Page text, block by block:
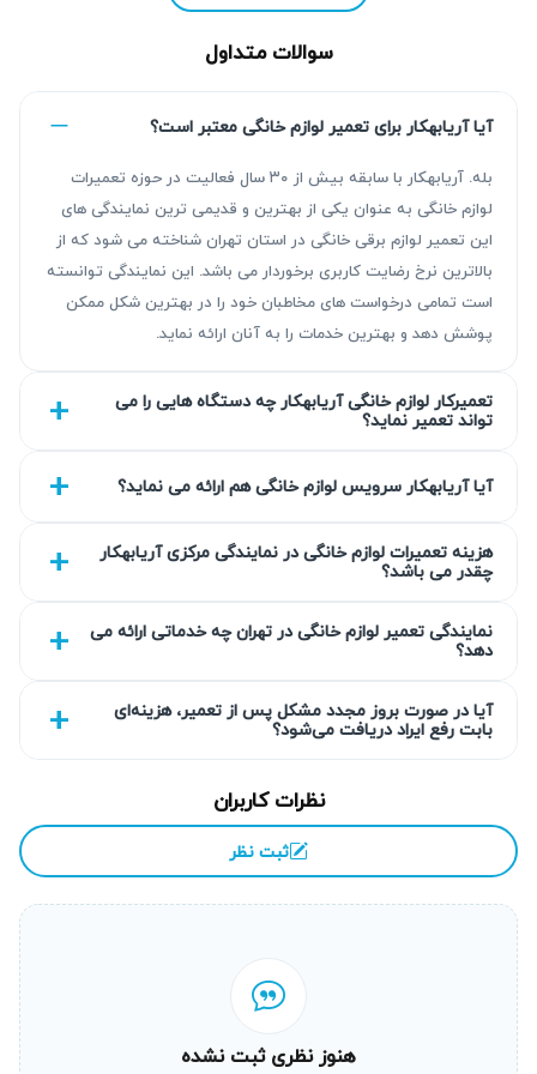
مزیت‌ آریابهکار برای تعمیر پکیج در وزرا
آریابهکار با بیش از ۳۰ سال تجربه در زمینه تعمیر پکیج، خدماتی
قابل اعتماد و با کیفیت ارائه می‌دهد. عیب‌یابی دقیق پیش از تعمیر
۴۵۰ روزه، اطمینان خاطر شما را فراهم می‌آورد. تیم کارشناسان
مطمئن و پایدار حاصل گردد.
گارانتی کتبی خدمات
۴۵۰ روز ارائه می‌شوند تا از کیفیت و دوام کار اطمینان حاصل
شود. این تضمین شامل تعمیرات و تعویض قطعات می‌باشد که به
شما آرامش ذهنی می‌بخشد و خیال شما را از بابت مشکلات
احتمالی آینده راحت می‌کند.
انتخاب سطح کیفی قطعه به انتخاب شما
شما می‌توانید با توجه به بودجه و نیازتان، سطح کیفی قطعات
مورد استفاده در تعمیر پکیج خود را انتخاب کنید. تیم آریابهکار
گزینه‌هایی از قطعات اورجینال تا با کیفیت متوسط را معرفی
می‌کند و در این زمینه راهنمایی لازم را ارائه می‌دهد تا تعمیر شما
اقتصادی و بهینه باشد.
عیب‌یابی دقیق قبل از تعویض قطعه
سوالات متداول
آیا آریابهکار برای تعمیر لوازم خانگی معتبر است؟
بله. آریابهکار با سابقه بیش از ۳۰ سال فعالیت در حوزه تعمیرات
لوازم خانگی به عنوان یکی از بهترین و قدیمی ترین نمایندگی های
این تعمیر لوازم برقی خانگی در استان تهران شناخته می شود که از
بالاترین نرخ رضایت کاربری برخوردار می باشد. این نمایندگی توانسته
است تمامی درخواست های مخاطبان خود را در بهترین شکل ممکن
پوشش دهد و بهترین خدمات را به آنان ارائه نماید.
تعمیرکار لوازم خانگی آریابهکار چه دستگاه هایی را می
تواند تعمیر نماید؟
آیا آریابهکار سرویس لوازم خانگی هم ارائه می نماید؟
هزینه تعمیرات لوازم خانگی در نمایندگی مرکزی آریابهکار
چقدر می باشد؟
نمایندگی تعمیر لوازم خانگی در تهران چه خدماتی ارائه می
دهد؟
آیا در صورت بروز مجدد مشکل پس از تعمیر، هزینه‌ای
بابت رفع ایراد دریافت می‌شود؟
نظرات کاربران
ثبت نظر
هنوز نظری ثبت نشده